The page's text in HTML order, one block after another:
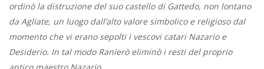
ordinò la distruzione del suo castello di Gattedo, non lontano
da Agliate, un luogo dall’alto valore simbolico e religioso dal
momento che vi erano sepolti i vescovi catari Nazario e
Desiderio. In tal modo Ranierò eliminò i resti del proprio